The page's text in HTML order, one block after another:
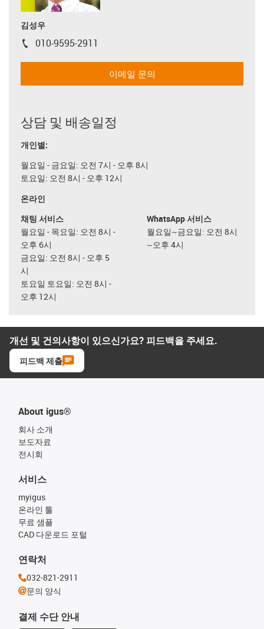
김성우
igus-icon-phone
010-9595-2911
이메일 문의
상담 및 배송일정
개인별:
월요일 - 금요일: 오전 7시 - 오후 8시
토요일: 오전 8시 - 오후 12시
온라인
채팅 서비스
월요일 - 목요일: 오전 8시 -
오후 6시
금요일: 오전 8시 - 오후 5
시
토요일 토요일: 오전 8시 -
오후 12시
WhatsApp 서비스
월요일~금요일: 오전 8시
~오후 4시
개선 및 건의사항이 있으신가요? 피드백을 주세요.
피드백 제출
About igus®
회사 소개
보도자료
전시회
결제 수단 안내
서비스
myigus
온라인 툴
무료 샘플
CAD 다운로드 포털
연락처
032-821-2911
문의 양식